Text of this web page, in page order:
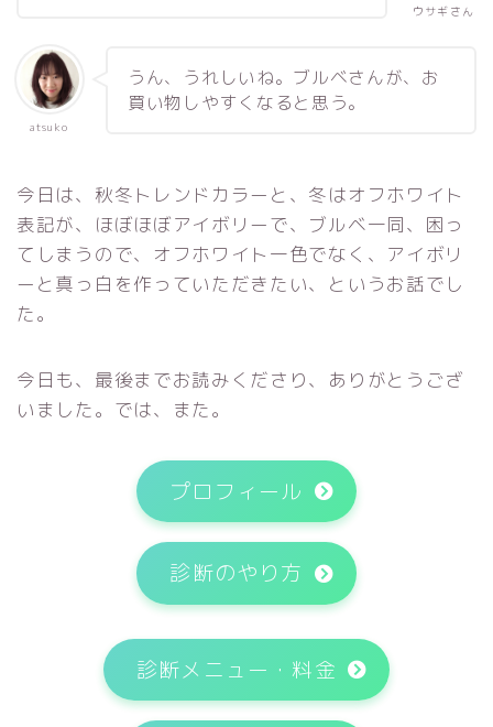
ウサギさん
atsuko
うん、うれしいね。ブルベさんが、お
買い物しやすくなると思う。
今日は、秋冬トレンドカラーと、冬はオフホワイト
表記が、ほぼほぼアイボリーで、ブルベ一同、困っ
てしまうので、オフホワイト一色でなく、アイボリ
ーと真っ白を作っていただきたい、というお話でし
た。
今日も、最後までお読みくださり、ありがとうござ
いました。では、また。
プロフィール
診断のやり方
診断メニュー・料金